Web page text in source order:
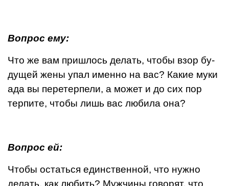
Вопрос ему:
Что же вам пришлось делать, чтобы взор бу­
дущей жены упал именно на вас? Какие муки
ада вы перетер­пели, а может и до сих пор
терпите, чтобы лишь вас любила она?
Вопрос ей:
Чтобы остаться единственной, что нужно
делать, как любить? Мужчины говорят, что